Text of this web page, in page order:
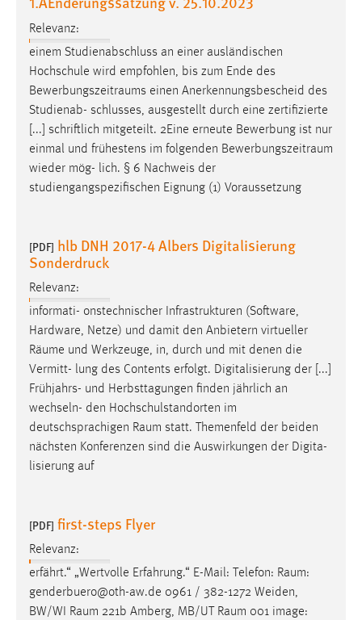
Relevanz:
einem Studienabschluss an einer ausländischen
Hochschule wird empfohlen, bis zum Ende des
Bewerbungszeitraums einen Anerkennungsbescheid des
Studienab- schlusses, ausgestellt durch eine zertifizierte
[...] schriftlich mitgeteilt. 2Eine erneute Bewerbung ist nur
einmal und frühestens im folgenden Bewerbungszeitraum
wieder mög- lich. § 6 Nachweis der
studiengangspezifischen Eignung (1) Voraussetzung
[PDF] hlb DNH 2017-4 Albers Digitalisierung
Sonderdruck
Relevanz:
informati- onstechnischer Infrastrukturen (Software,
Hardware, Netze) und damit den Anbietern virtueller
Räume und Werkzeuge, in, durch und mit denen die
Vermitt- lung des Contents erfolgt. Digitalisierung der [...]
Frühjahrs- und Herbsttagungen finden jährlich an
wechseln- den Hochschulstandorten im
deutschsprachigen Raum statt. Themenfeld der beiden
nächsten Konferenzen sind die Auswirkungen der Digita-
lisierung auf
[PDF] first-steps Flyer
Relevanz:
erfährt.“ „Wertvolle Erfahrung.“ E-Mail: Telefon: Raum:
genderbuero@oth-aw.de 0961 / 382-1272 Weiden,
BW/WI Raum 221b Amberg, MB/UT Raum 001 image: